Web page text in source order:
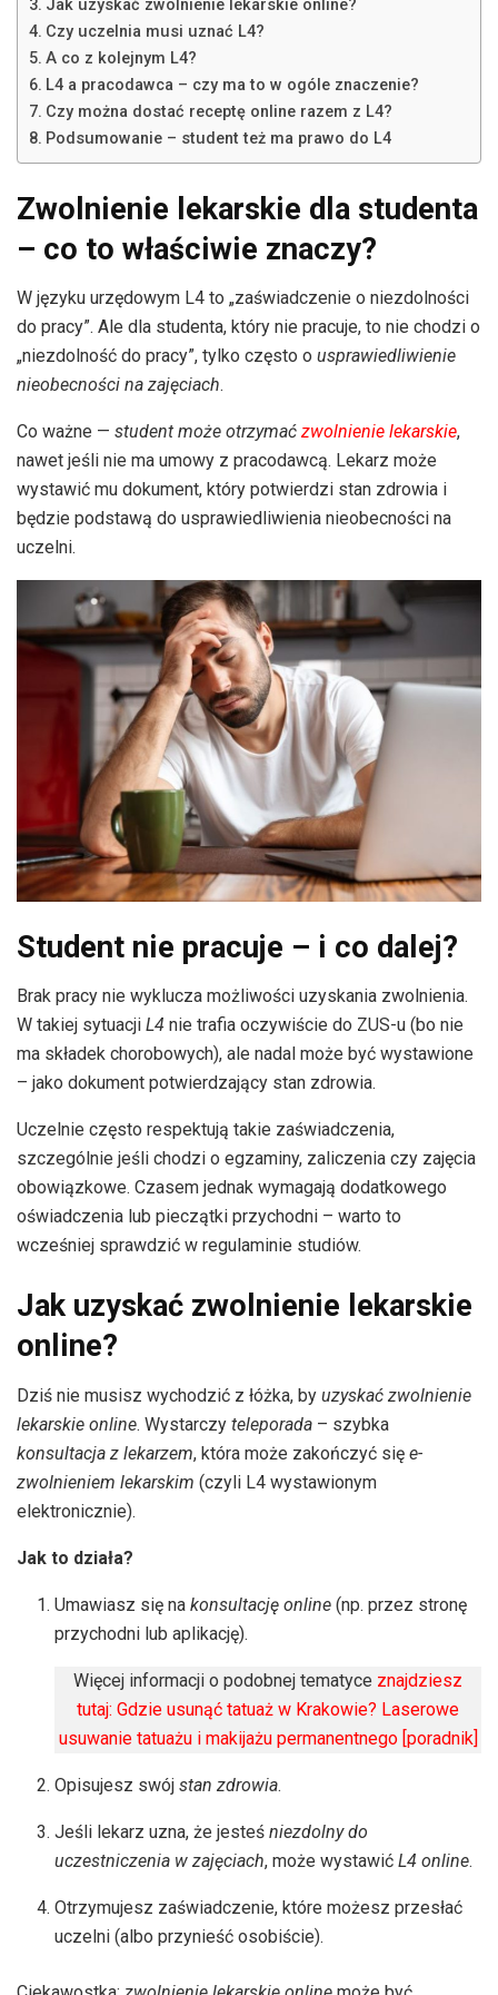
Jak uzyskać zwolnienie lekarskie online?
Czy uczelnia musi uznać L4?
A co z kolejnym L4?
L4 a pracodawca – czy ma to w ogóle znaczenie?
Czy można dostać receptę online razem z L4?
Podsumowanie – student też ma prawo do L4
Zwolnienie lekarskie dla studenta
– co to właściwie znaczy?
W języku urzędowym L4 to „zaświadczenie o niezdolności
do pracy”. Ale dla studenta, który nie pracuje, to nie chodzi o
„niezdolność do pracy”, tylko często o usprawiedliwienie
nieobecności na zajęciach.
Co ważne — student może otrzymać zwolnienie lekarskie,
nawet jeśli nie ma umowy z pracodawcą. Lekarz może
wystawić mu dokument, który potwierdzi stan zdrowia i
będzie podstawą do usprawiedliwienia nieobecności na
uczelni.
Student nie pracuje – i co dalej?
Brak pracy nie wyklucza możliwości uzyskania zwolnienia.
W takiej sytuacji L4 nie trafia oczywiście do ZUS-u (bo nie
ma składek chorobowych), ale nadal może być wystawione
– jako dokument potwierdzający stan zdrowia.
Uczelnie często respektują takie zaświadczenia,
szczególnie jeśli chodzi o egzaminy, zaliczenia czy zajęcia
obowiązkowe. Czasem jednak wymagają dodatkowego
oświadczenia lub pieczątki przychodni – warto to
wcześniej sprawdzić w regulaminie studiów.
Jak uzyskać zwolnienie lekarskie
online?
Dziś nie musisz wychodzić z łóżka, by uzyskać zwolnienie
lekarskie online. Wystarczy teleporada – szybka
konsultacja z lekarzem, która może zakończyć się e-
zwolnieniem lekarskim (czyli L4 wystawionym
elektronicznie).
Jak to działa?
Umawiasz się nakonsultację online (np. przez stronę
przychodni lub aplikację).
Więcej informacji o podobnej tematyce znajdziesz
tutaj: Gdzie usunąć tatuaż w Krakowie? Laserowe
usuwanie tatuażu i makijażu permanentnego [poradnik]
Opisujesz swójstan zdrowia.
Jeśli lekarz uzna, że jesteśniezdolny do
uczestniczenia w zajęciach, może wystawićL4 online.
Otrzymujesz zaświadczenie, które możesz przesłać
uczelni (albo przynieść osobiście).